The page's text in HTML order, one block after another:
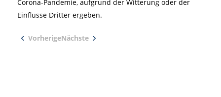
Corona-Pandemie, aufgrund der Witterung oder der
Einflüsse Dritter ergeben.
VorherigeNächste